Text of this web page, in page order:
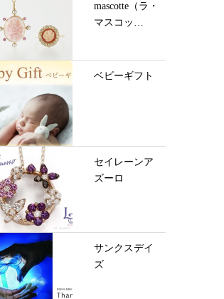
mascotte（ラ・
マスコッ
ベビーギフト
セイレーンア
ズーロ
サンクスデイ
ズ